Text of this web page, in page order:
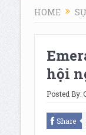
HOME
hội
Posted By:
Share